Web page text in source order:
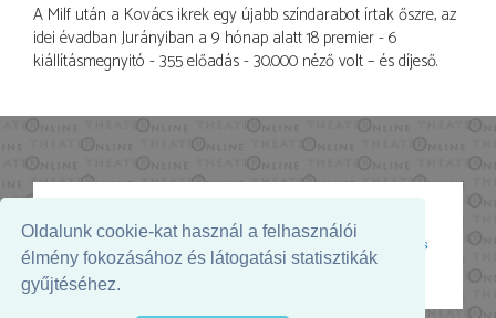
Oldalunk cookie-kat használ a felhasználói
élmény fokozásához és látogatási statisztikák
gyűjtéséhez.
A Milf után a Kovács ikrek egy újabb színdarabot írtak őszre, az
idei évadban Jurányiban a 9 hónap alatt 18 premier - 6
kiállításmegnyitó - 355 előadás - 30.000 néző volt – és díjeső.
Az oldal megjelenését támogatja: